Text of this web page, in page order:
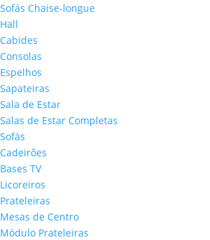
Sofás Chaise-longue
Hall
Cabides
Consolas
Espelhos
Sapateiras
Sala de Estar
Salas de Estar Completas
Sofás
Cadeirões
Bases TV
Licoreiros
Prateleiras
Mesas de Centro
Módulo Prateleiras